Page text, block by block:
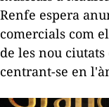
Renfe espera
comercials com
de les nou
centrant-se en